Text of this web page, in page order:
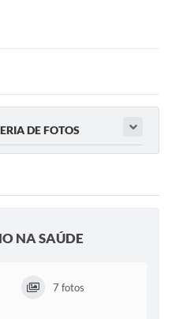
DE FOTOS
NA SAÚDE
7 fotos